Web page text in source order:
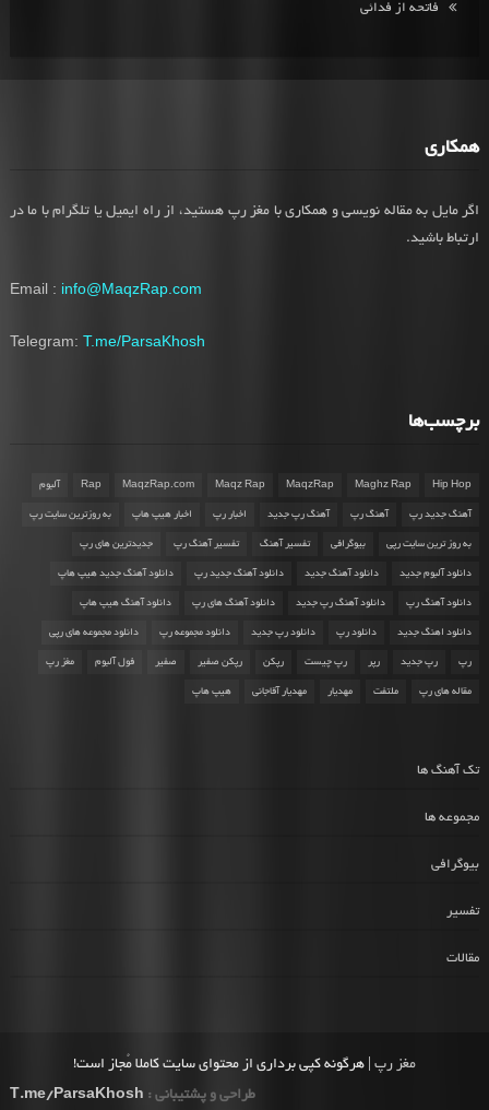
فاتحه از فدائی
همکاری
اگر مایل به مقاله نویسی و همکاری با مغز رپ هستید، از راه ایمیل یا تلگرام با ما در
ارتباط باشید.
Email : info@MaqzRap.com
Telegram: T.me/ParsaKhosh
برچسب‌ها
Hip Hop
Maghz Rap
MaqzRap
Maqz Rap
MaqzRap.com
Rap آلبوم
آهنگ جدید رپ آهنگ رپ آهنگ رپ جدید اخبار رپ اخبار هیپ هاپ به روزترین سایت رپ
به روز ترین سایت رپی بیوگرافی تفسیر آهنگ تفسیر آهنگ رپ جدیدترین های رپ
دانلود آلبوم جدید دانلود آهنگ جدید دانلود آهنگ جدید رپ دانلود آهنگ جدید هیپ هاپ
دانلود آهنگ رپ دانلود آهنگ رپ جدید دانلود آهنگ های رپ دانلود آهنگ هیپ هاپ
دانلود اهنگ جدید دانلود رپ دانلود رپ جدید دانلود مجموعه رپ دانلود مجموعه های رپی
رپ رپ جدید رپر رپ چیست رپکن رپکن صفیر صفیر فول آلبوم مغز رپ
مقاله های رپ ملتفت مهدیار مهدیار آقاجانی هیپ هاپ
تک آهنگ ها
مجموعه ها
بیوگرافی
تفسیر
مقالات
مغز رپ | هرگونه کپی برداری از محتوای سایت کاملا مُجاز است!
طراحی و پشتیبانی : T.me/ParsaKhosh